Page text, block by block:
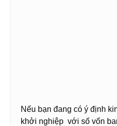
Nếu bạn đang có ý định
khởi nghiệp với số vốn